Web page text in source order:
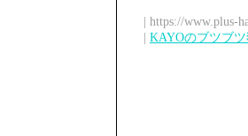
| https://www.plus-
| KAYOのブツブ